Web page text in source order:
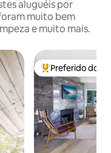
aluguéis por
muito bem
e muito mais.
Entre os
Preferido dos